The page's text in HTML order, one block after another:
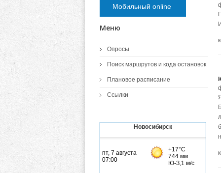
Мобильный online
Меню
Опросы
Поиск маршрутов и кода остановок
Плановое расписание
Ссылки
Новосибирск